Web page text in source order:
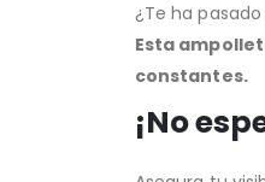
¿Te ha
Esta
constantes.
¡No